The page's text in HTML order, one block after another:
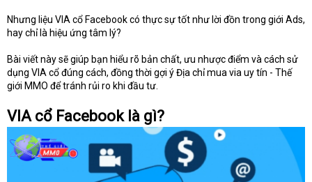
Nhưng liệu VIA cổ Facebook có thực sự tốt như lời đồn trong giới Ads,
hay chỉ là hiệu ứng tâm lý?
Bài viết này sẽ giúp bạn hiểu rõ bản chất, ưu nhược điểm và cách sử
dụng VIA cổ đúng cách, đồng thời gợi ý Địa chỉ mua via uy tín - Thế
giới MMO để tránh rủi ro khi đầu tư.
VIA cổ Facebook là gì?